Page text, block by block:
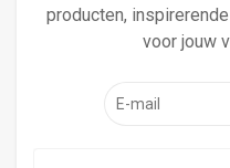
producten,
voor jouw